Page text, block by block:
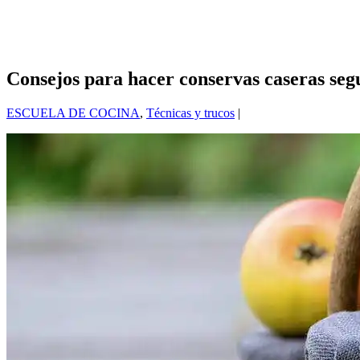
Consejos para hacer conservas caseras
ESCUELA DE COCINA, Técnicas y trucos |